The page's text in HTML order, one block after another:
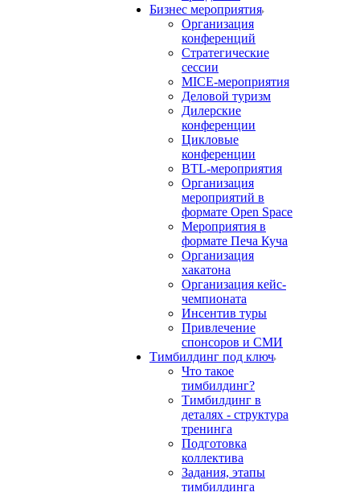
Бизнес мероприятия
Организация
конференций
Стратегические
сессии
MICE-мероприятия
Деловой туризм
Дилерские
конференции
Цикловые
конференции
BTL-мероприятия
Организация
мероприятий в
формате Open Space
Мероприятия в
формате Печа Куча
Организация
хакатона
Организация кейс-
чемпионата
Инсентив туры
Привлечение
спонсоров и СМИ
Тимбилдинг под ключ
Что такое
тимбилдинг?
Тимбилдинг в
деталях - структура
тренинга
Подготовка
коллектива
Задания, этапы
тимбилдинга